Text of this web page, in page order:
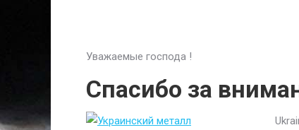
Уважаемые господа !
Спасибо за